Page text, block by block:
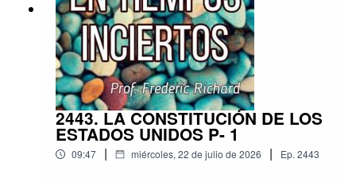
2443. LA CONSTITUCIÓN DE LOS
ESTADOS UNIDOS P- 1
09:47 | miércoles, 22 de julio de 2026 | Ep. 2443